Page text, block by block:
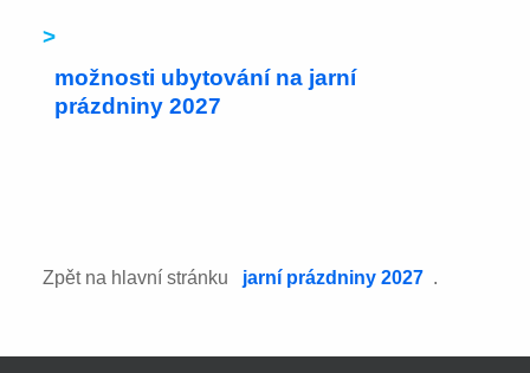
>
možnosti ubytování na jarní
prázdniny 2027
Zpět na hlavní stránku jarní prázdniny 2027 .